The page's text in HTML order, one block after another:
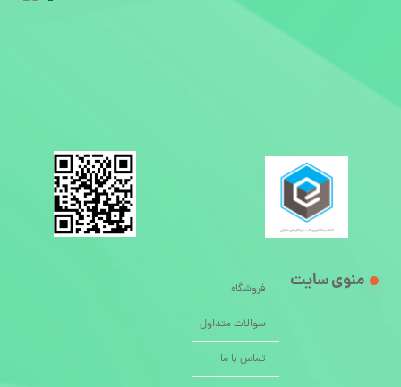
فروشگاه
سوالات متداول
تماس با ما
منوی سایت